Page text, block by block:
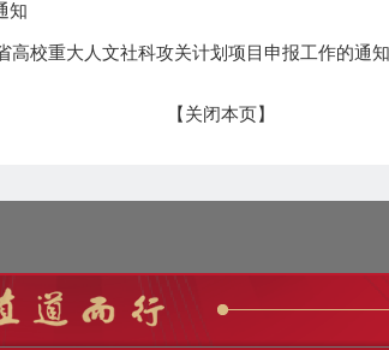
知
校重大人文社科攻关计划项目申报工作的通知
【关闭本页】